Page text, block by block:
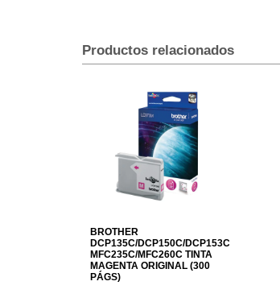
Productos relacionados
BROTHER
DCP135C/DCP150C/DCP153C/DCP157C;
MFC235C/MFC260C TINTA
MAGENTA ORIGINAL (300
PÁGS)